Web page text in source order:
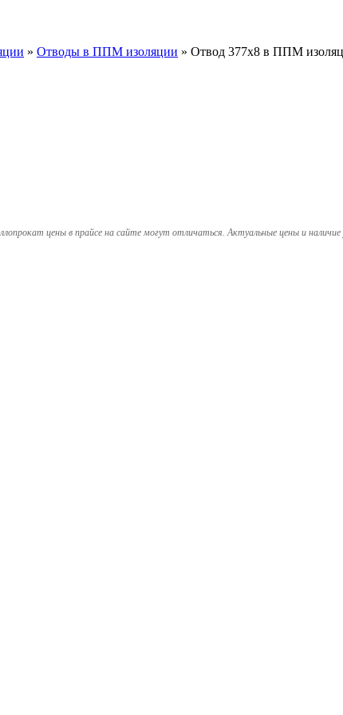
» Отводы в ППМ изоляции » Отвод 377х8 в ППМ
цены в прайсе на сайте могут отличаться. Актуальные цены и